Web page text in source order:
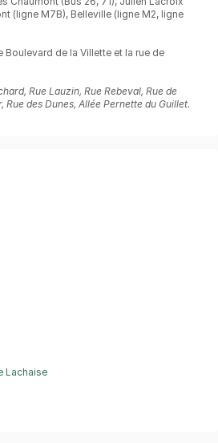
(ligne M7B), Belleville (ligne M2, ligne
Boulevard de la Villette et la rue de
Rue Lauzin, Rue Rebeval, Rue de
Rue des Dunes, Allée Pernette du Guillet.
Lachaise